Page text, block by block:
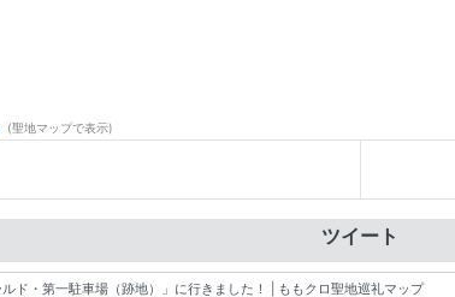
(聖地マップで表示)
ツイート